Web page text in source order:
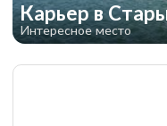
Карьер в
Интересное место